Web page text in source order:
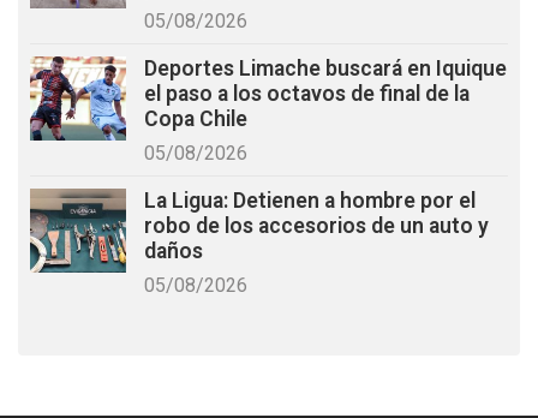
05/08/2026
Deportes Limache buscará en Iquique
el paso a los octavos de final de la
Copa Chile
05/08/2026
La Ligua: Detienen a hombre por el
robo de los accesorios de un auto y
daños
05/08/2026